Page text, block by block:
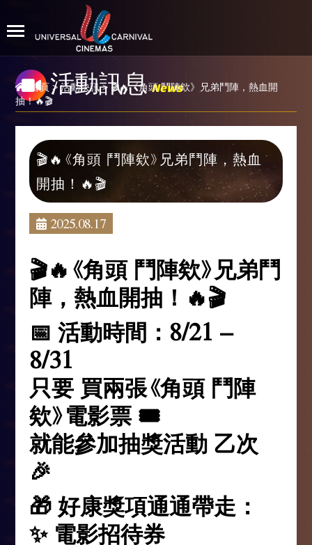
活動訊息 News
首頁 >活動快訊> 🎬🔥《角頭 鬥陣欸》兄弟鬥陣，熱血開
抽！🔥🎬
🎬🔥《角頭 鬥陣欸》兄弟鬥陣，熱血
開抽！🔥🎬
2025.08.17
🎬🔥《角頭 鬥陣欸》兄弟鬥
陣，熱血開抽！🔥🎬
📅 活動時間：8/21 –
8/31
只要 買兩張《角頭 鬥陣
欸》電影票 🎟️
就能參加抽獎活動 乙次
🎉
🎁 好康獎項通通帶走：
✨ 電影招待券